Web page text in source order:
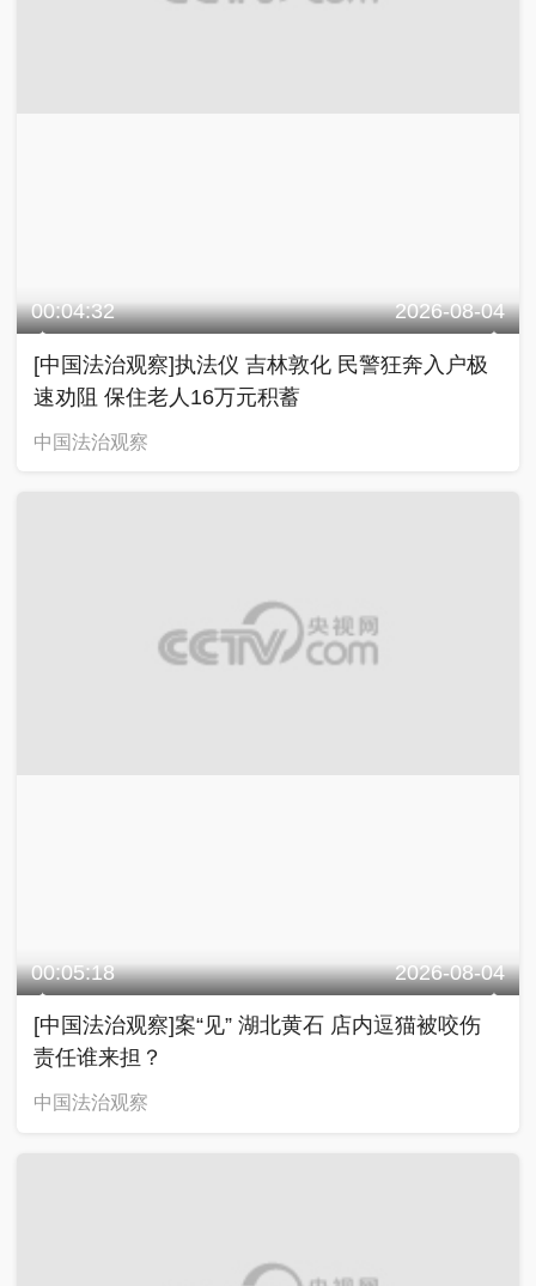
00:04:32 2026-08-04
[中国法治观察]执法仪 吉林敦化 民警狂奔入户极
速劝阻 保住老人16万元积蓄
中国法治观察
00:05:18 2026-08-04
[中国法治观察]案“见” 湖北黄石 店内逗猫被咬伤
责任谁来担？
中国法治观察